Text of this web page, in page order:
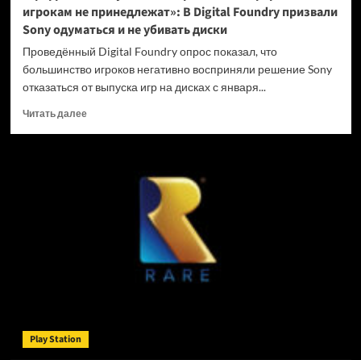
игрокам не принедлежат»: В Digital Foundry призвали
Sony одуматься и не убивать диски
Проведённый Digital Foundry опрос показал, что
большинство игроков негативно восприняли решение Sony
отказаться от выпуска игр на дисках с января...
Читать далееПрочитать
платформах
принедлежат»:
Play Station